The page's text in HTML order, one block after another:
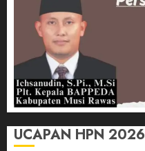
UCAPAN HPN 2026